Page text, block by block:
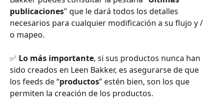
publicaciones" que le dará todos los detalles
necesarios para cualquier modificación a su flujo y /
o mapeo.
✅ Lo más importante, si sus productos nunca han
sido creados en Leen Bakker, es asegurarse de que
los feeds de “productos” estén bien, son los que
permiten la creación de los productos.